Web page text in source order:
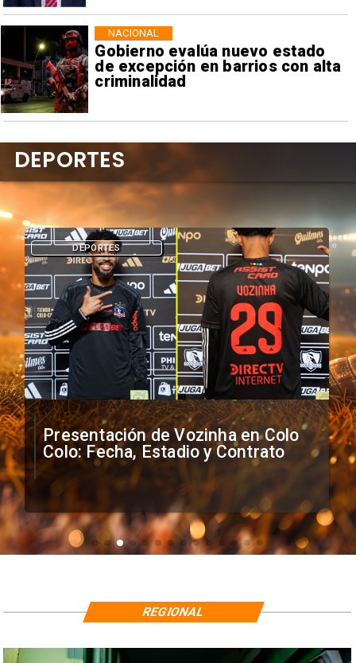
Gobierno evalúa nuevo estado
de excepción en barrios con alta
criminalidad
NACIONAL
Fiscalía pide prisión preventiva
para Michael Clark en Caso Sartor
DEPORTES
DEPORTES
REGIONAL